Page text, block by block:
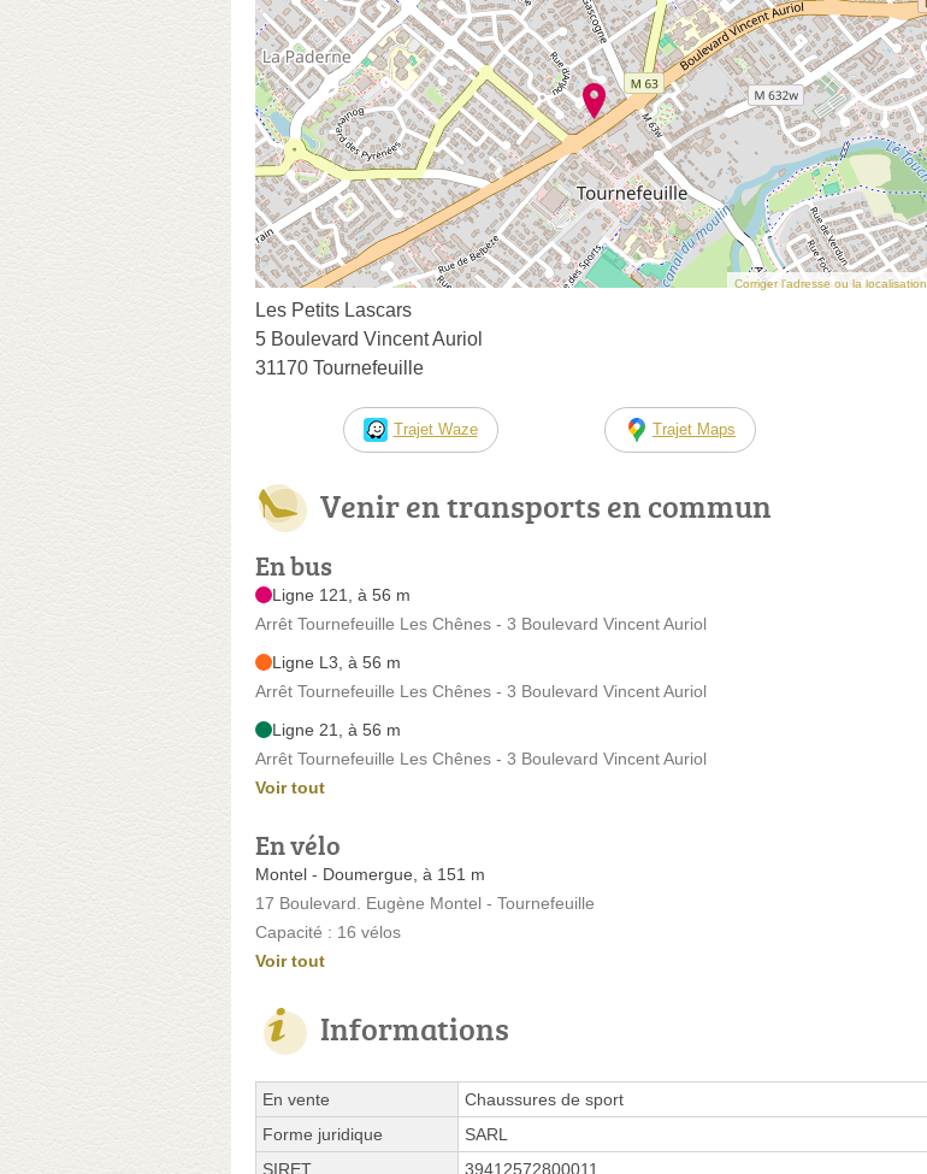
Corriger l’adresse ou la localisation
Les Petits Lascars
5 Boulevard Vincent Auriol
31170 Tournefeuille
Trajet Waze Trajet Maps
Venir en transports en commun
En bus
Ligne 121, à 56 m
Arrêt Tournefeuille Les Chênes - 3 Boulevard Vincent Auriol
Ligne L3, à 56 m
Arrêt Tournefeuille Les Chênes - 3 Boulevard Vincent Auriol
Ligne 21, à 56 m
Arrêt Tournefeuille Les Chênes - 3 Boulevard Vincent Auriol
Voir tout
En vélo
Montel - Doumergue, à 151 m
17 Boulevard. Eugène Montel - Tournefeuille
Capacité : 16 vélos
Voir tout
Informations
En vente
Chaussures de sport
Forme juridique
SARL
SIRET
39412572800011